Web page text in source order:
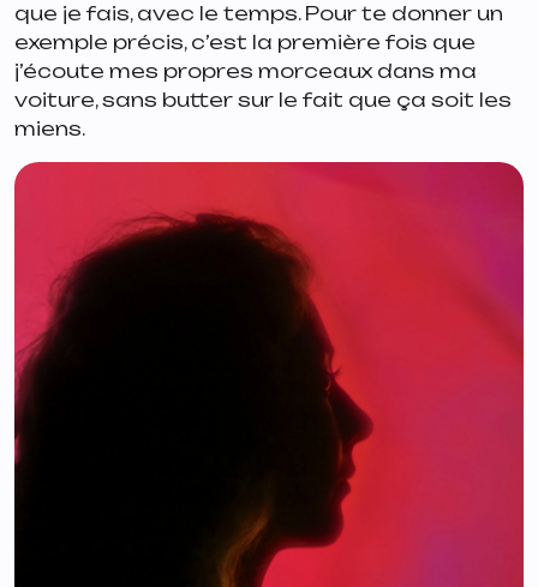
que je fais, avec le temps. Pour te donner un
exemple précis, c’est la première fois que
j’écoute mes propres morceaux dans ma
voiture, sans butter sur le fait que ça soit les
miens.